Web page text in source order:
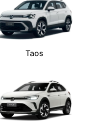
Taos